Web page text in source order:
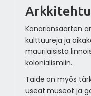
Kanariansaarten
kulttuureja ja
maurilaisista
kolonialismiin.
Taide on myös
useat museot ja